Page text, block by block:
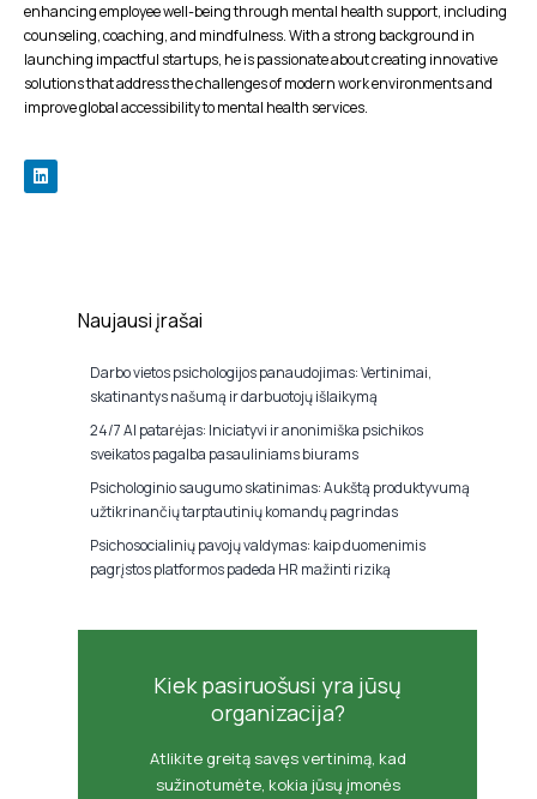
enhancing employee well-being through mental health support, including
counseling, coaching, and mindfulness. With a strong background in
launching impactful startups, he is passionate about creating innovative
solutions that address the challenges of modern work environments and
improve global accessibility to mental health services.
Naujausi įrašai
Darbo vietos psichologijos panaudojimas: Vertinimai,
skatinantys našumą ir darbuotojų išlaikymą
24/7 AI patarėjas: Iniciatyvi ir anonimiška psichikos
sveikatos pagalba pasauliniams biurams
Psichologinio saugumo skatinimas: Aukštą produktyvumą
užtikrinančių tarptautinių komandų pagrindas
Psichosocialinių pavojų valdymas: kaip duomenimis
pagrįstos platformos padeda HR mažinti riziką
Kiek pasiruošusi yra jūsų
organizacija?
Atlikite greitą savęs vertinimą, kad
sužinotumėte, kokia jūsų įmonės